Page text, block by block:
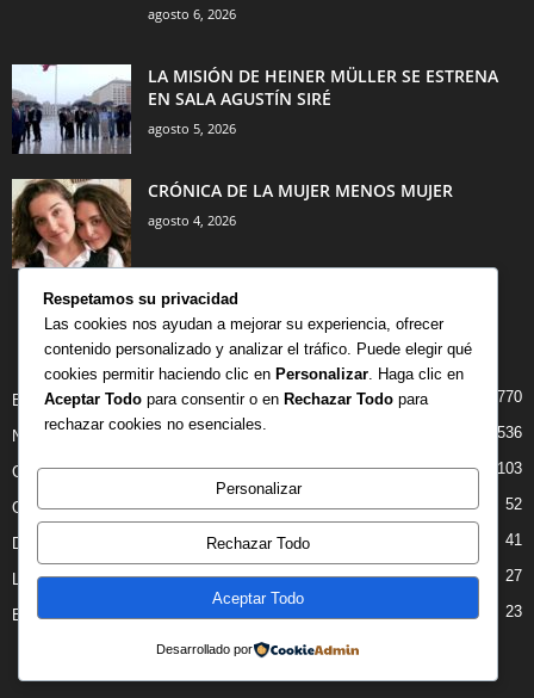
agosto 6, 2026
LA MISIÓN DE HEINER MÜLLER SE ESTRENA
EN SALA AGUSTÍN SIRÉ
agosto 5, 2026
CRÓNICA DE LA MUJER MENOS MUJER
agosto 4, 2026
CATEGORÍA POPULAR
BIBLIOTECA 770
NOTICIAS 536
CRITICAS 103
OPINION 52
DANZA 41
LIBROS 27
ENTREVISTAS 23
Respetamos su privacidad
Las cookies nos ayudan a mejorar su experiencia, ofrecer
contenido personalizado y analizar el tráfico. Puede elegir qué
cookies permitir haciendo clic en Personalizar . Haga clic en
Aceptar Todo para consentir o en Rechazar Todo para
rechazar cookies no esenciales.
Personalizar
Rechazar Todo
Aceptar Todo
Desarrollado por